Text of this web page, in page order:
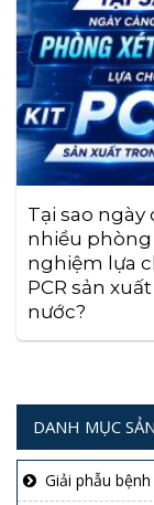
Tại sao ngày
nhiều
nghiệm lựa
PCR sản
nước?
DANH MỤC
Giải phẫu